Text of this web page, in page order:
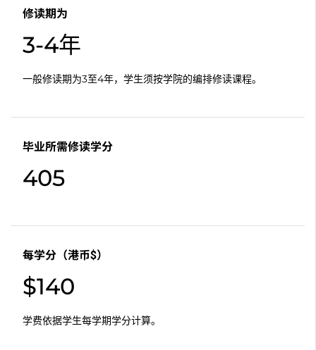
修读期为
3-4年
一般修读期为3至4年，学生须按学院的编排修读课程。
毕业所需修读学分
405
每学分（港币$）
$140
学费依据学生每学期学分计算。